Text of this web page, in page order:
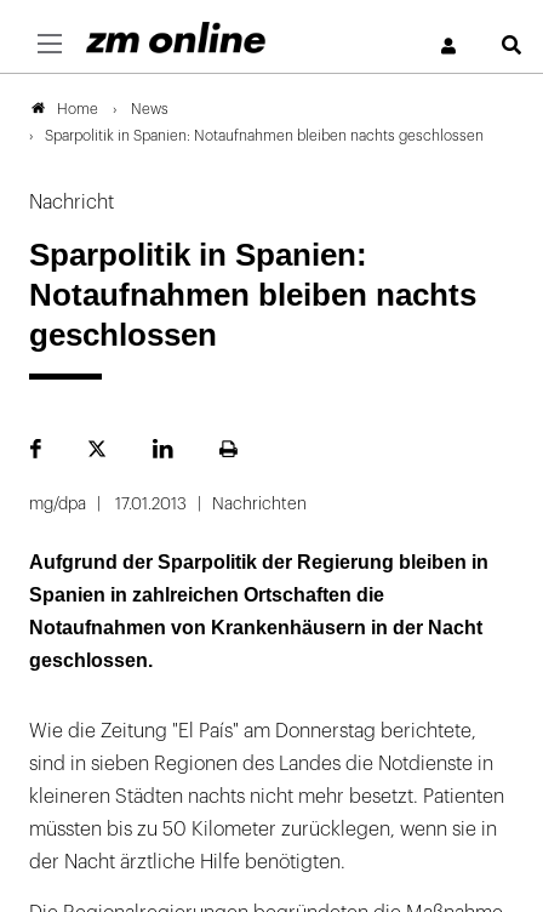
Home
News
Sparpolitik in Spanien: Notaufnahmen bleiben nachts geschlossen
Nachricht
Sparpolitik in Spanien:
Notaufnahmen bleiben nachts
geschlossen
FacebookPlattformLinekdInSeite
mg/dpa 17.01.2013 Nachrichten
Aufgrund der Sparpolitik der Regierung bleiben in
Spanien in zahlreichen Ortschaften die
Notaufnahmen von Krankenhäusern in der Nacht
geschlossen.
Wie die Zeitung "El País" am Donnerstag berichtete,
sind in sieben Regionen des Landes die Notdienste in
kleineren Städten nachts nicht mehr besetzt. Patienten
müssten bis zu 50 Kilometer zurücklegen, wenn sie in
der Nacht ärztliche Hilfe benötigten.